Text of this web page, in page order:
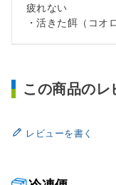
疲れない
・活きた餌（コオ
この商品のレ
レビューを書く